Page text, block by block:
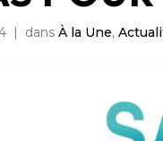
dans À la Une,